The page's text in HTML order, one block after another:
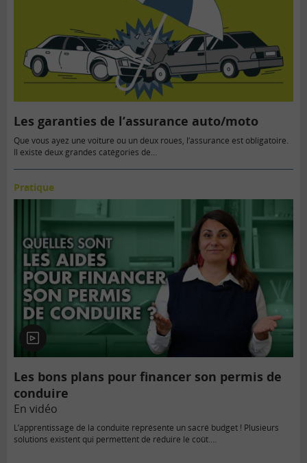
Les garanties de l’assurance auto/moto
Que vous ayez une voiture ou un deux roues, l’assurance est obligatoire.
Il existe deux grandes catégories de…
Pratique
En
vidéo
Les bons plans pour financer son permis de
conduire
En vidéo
L’apprentissage de la conduite représente un sacré budget ! Plusieurs
solutions existent qui permettent de réduire le coût.…